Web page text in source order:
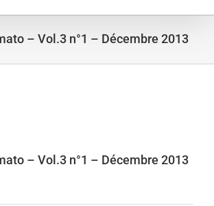
– Vol.3 n°1 – Décembre 2013
– Vol.3 n°1 – Décembre 2013